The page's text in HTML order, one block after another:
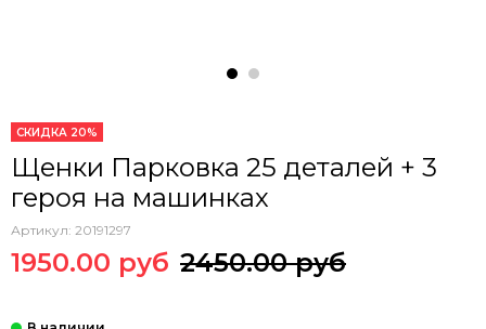
СКИДКА 20%
Щенки Парковка 25 деталей + 3
героя на машинках
Артикул: 20191297
1950.00 руб 2450.00 руб